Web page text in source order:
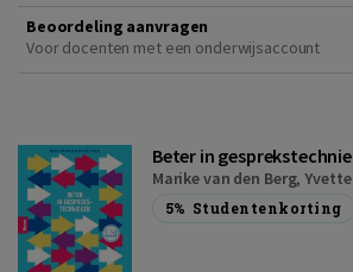
Beoordeling aanvragen
Voor docenten met een onderwijsaccount
Beter in
Marike van den Berg,
5% Studentenkorting